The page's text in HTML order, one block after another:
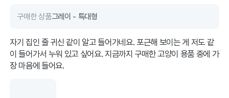
구매한 상품그레이 - 특대형
자기 집인 줄 귀신 같이 알고 들어가네요. 포근해 보이는 게 저도 같
이 들어가서 누워 있고 싶어요. 지금까지 구매한 고양이 용품 중에 가
장 마음에 들어요.